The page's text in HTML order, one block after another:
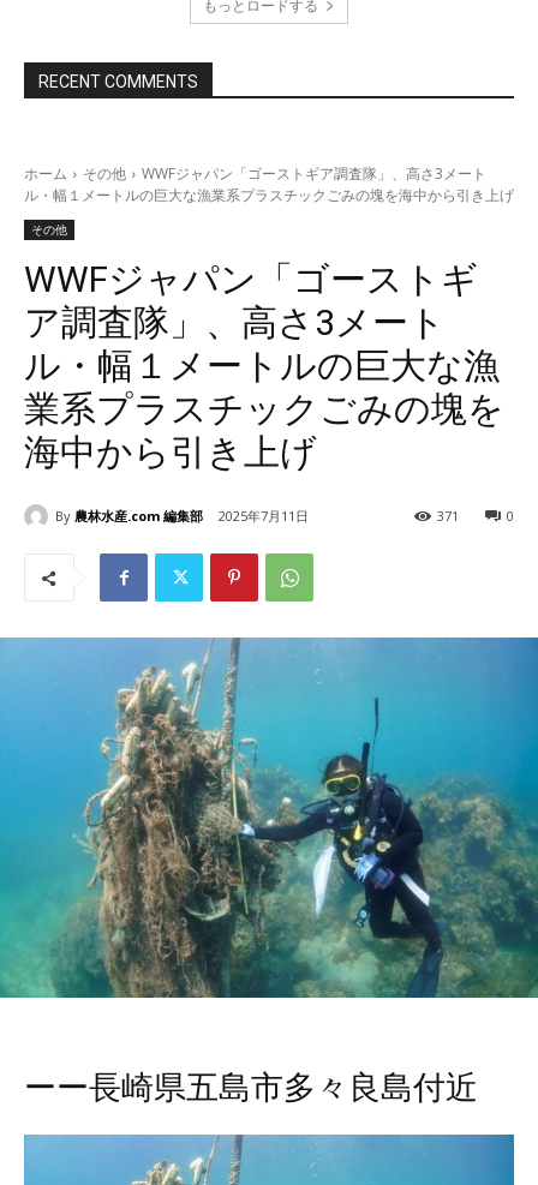
もっとロードする
RECENT COMMENTS